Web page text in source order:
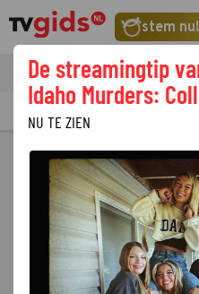
stem nu!
tvgids
De streamingtip
Idaho Murders:
NU TE ZIEN